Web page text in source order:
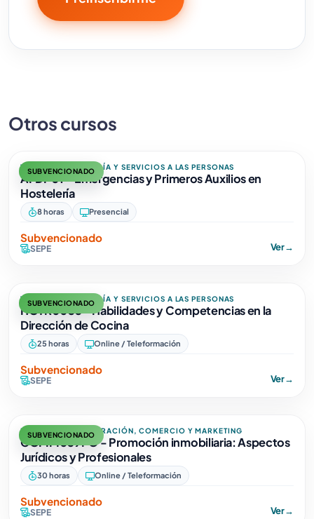
Otros cursos
SUBVENCIONADO
TURISMO, HOSTELERÍA Y SERVICIOS A LAS PERSONAS
AFDP01 - Emergencias y Primeros Auxilios en
Hostelería
8 horas Presencial
Subvencionado
SEPE Ver→
SUBVENCIONADO
TURISMO, HOSTELERÍA Y SERVICIOS A LAS PERSONAS
HOTR0035 - Habilidades y Competencias en la
Dirección de Cocina
25 horas Online / Teleformación
Subvencionado
SEPE Ver→
SUBVENCIONADO
EMPRESA, ADMINISTRACIÓN, COMERCIO Y MARKETING
COMM059PO - Promoción inmobiliaria: Aspectos
Jurídicos y Profesionales
30 horas Online / Teleformación
Subvencionado
SEPE Ver→